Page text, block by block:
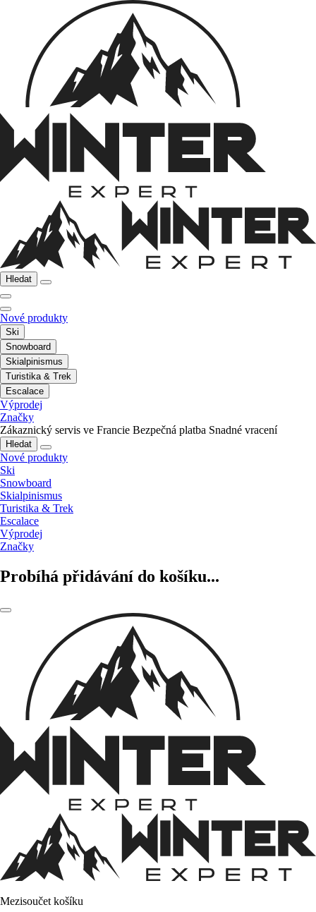
Hledat
Nové produkty
Ski
Snowboard
Skialpinismus
Turistika & Trek
Escalace
Výprodej
Značky
Zákaznický servis ve Francie Bezpečná platba Snadné vracení
Hledat
Nové produkty
Ski
Snowboard
Skialpinismus
Turistika & Trek
Escalace
Výprodej
Značky
Probíhá přidávání do košíku...
Mezisoučet košíku